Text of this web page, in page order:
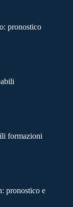
pronostico
formazioni
pronostico e